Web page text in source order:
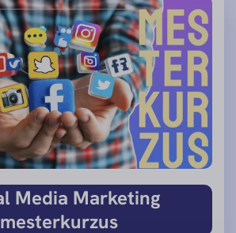
Media Marketing
mesterkurzus